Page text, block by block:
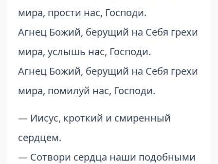
мира, прости нас, Господи.
Агнец Божий, берущий на Себя грехи
мира, услышь нас, Господи.
Агнец Божий, берущий на Себя грехи
мира, помилуй нас, Господи.
— Иисус, кроткий и смиренный
сердцем.
— Сотвори сердца наши подобными